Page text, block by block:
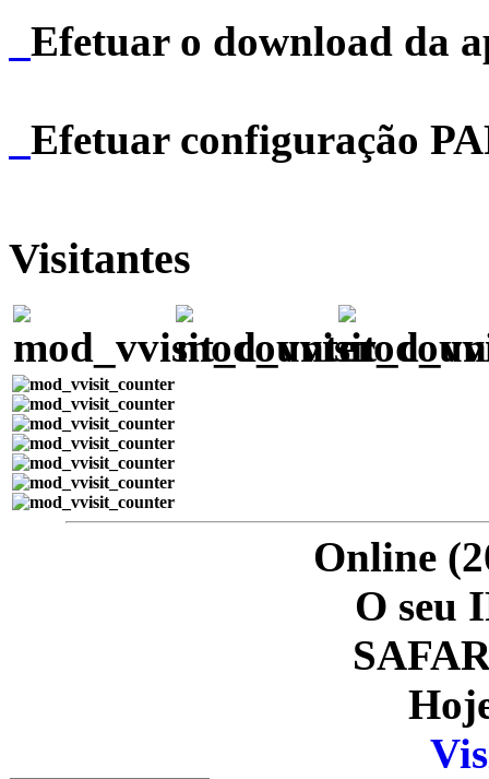
Efetuar o download da
Efetuar configuração
Visitantes
Online
O seu